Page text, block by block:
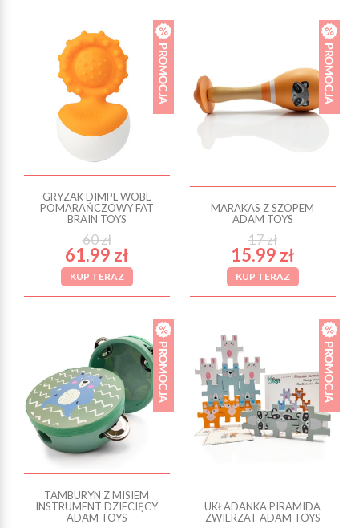
GRYZAK DIMPL WOBL
POMARAŃCZOWY FAT
BRAIN TOYS
60 zł
61.99 zł
KUP TERAZ
MARAKAS Z SZOPEM
ADAM TOYS
17 zł
15.99 zł
KUP TERAZ
TAMBURYN Z MISIEM
INSTRUMENT DZIECIĘCY
ADAM TOYS
UKŁADANKA PIRAMIDA
ZWIERZAT ADAM TOYS